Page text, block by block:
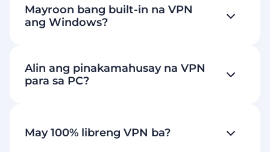
Mayroon bang built-in na VPN
ang Windows?
Alin ang pinakamahusay na VPN
para sa PC?
May 100% libreng VPN ba?